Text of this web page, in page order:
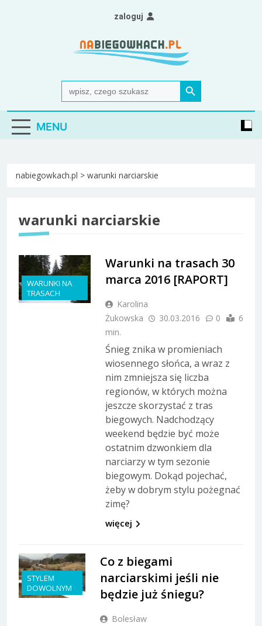
Nabiegowkach.pl
portal miłośników narciarstwa biegowego
Search
for:
Search Button
zaloguj
MENU
nabiegowkach.pl > warunki narciarskie
warunki narciarskie
WARUNKI NA
TRASACH
Warunki na trasach 30
marca 2016 [RAPORT]
Karolina
Żukowska
30.03.2016 0
6
min.
Śnieg znika w promieniach
wiosennego słońca, a wraz z
nim zmniejsza się liczba
regionów, w których można
jeszcze skorzystać z tras
biegowych. Nadchodzący
weekend będzie być może
ostatnim dzwonkiem dla
narciarzy w tym sezonie
biegowym. Dokąd pojechać,
żeby w dobrym stylu pożegnać
zimę?
więcej
STYLEM
DOWOLNYM
Co z biegami
narciarskimi jeśli nie
będzie już śniegu?
Bolesław